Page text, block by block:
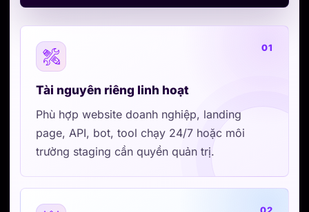
Tài nguyên riêng linh hoạt
Phù hợp website doanh nghiệp, landing
page, API, bot, tool chạy 24/7 hoặc môi
trường staging cần quyền quản trị.